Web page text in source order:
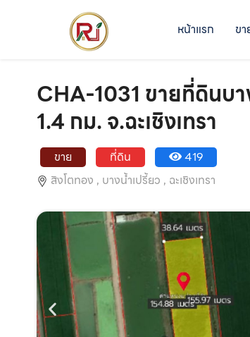
หน้าแรก ขา
CHA-1031 ขายที่ดินบา
1.4 กม. จ.ฉะเชิงเทรา
ขาย ที่ดิน
419
สิงโตทอง , บางน้ำเปรี้ยว , ฉะเชิงเทรา